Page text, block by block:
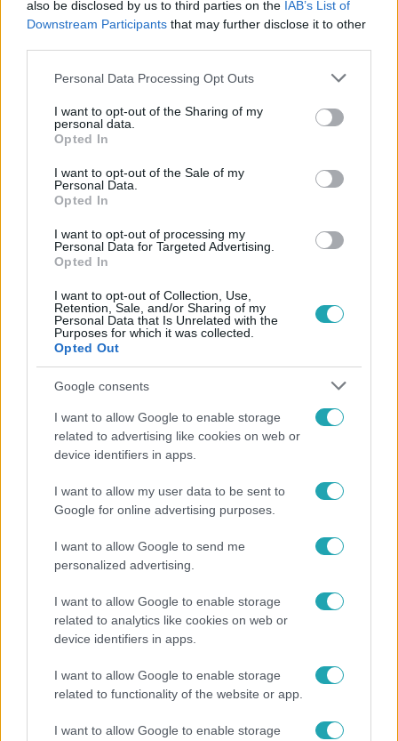
also be disclosed by us to third parties on the IAB’s List of
Downstream Participants that may further disclose it to other
Please note that this website/app uses one or more Google
not limited to your visit or usage behaviour. You may click to
grant or deny consent to Google and its third-party tags to
use your data for below specified purposes in below Google
consent section.
Personal Data Processing Opt Outs
I want to opt-out of the Sharing of my
personal data.
Opted In
I want to opt-out of the Sale of my
Personal Data.
Opted In
I want to opt-out of processing my
Personal Data for Targeted Advertising.
Opted In
I want to opt-out of Collection, Use,
Retention, Sale, and/or Sharing of my
Personal Data that Is Unrelated with the
Purposes for which it was collected.
Opted Out
Google consents
I want to allow Google to enable storage
related to advertising like cookies on web or
device identifiers in apps.
I want to allow my user data to be sent to
Google for online advertising purposes.
I want to allow Google to send me
personalized advertising.
I want to allow Google to enable storage
related to analytics like cookies on web or
device identifiers in apps.
I want to allow Google to enable storage
related to functionality of the website or app.
I want to allow Google to enable storage
#BELFÖLD #MAGYAR HÍREK #KÖZÉLET
HEGEDŰS ZSOLT
Népszerű
Lannert Judit az RTL-nek: Maradnak a
tankerületek és a Klebelsberg Központ, de